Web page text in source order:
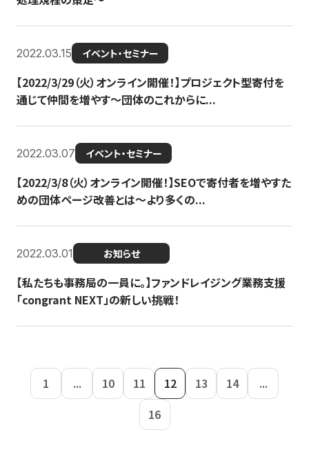
2022.03.15 イベント・セミナー
【2022/3/29（火）オンライン開催！】プロジェクト型寄付を
通じて仲間を増やす～団体のこれからに...
2022.03.07 イベント・セミナー
【2022/3/8（火）オンライン開催！】SEOで寄付者を増やすた
めの団体ページ改善とは～より多くの...
2022.03.01 お知らせ
【私たちも事務局の一員に。】ファンドレイジング業務支援
「congrant NEXT」の新しい挑戦！
1 ... 10 11 12 13 14
...
16